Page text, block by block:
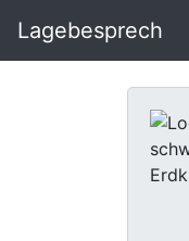
Lagebesprech